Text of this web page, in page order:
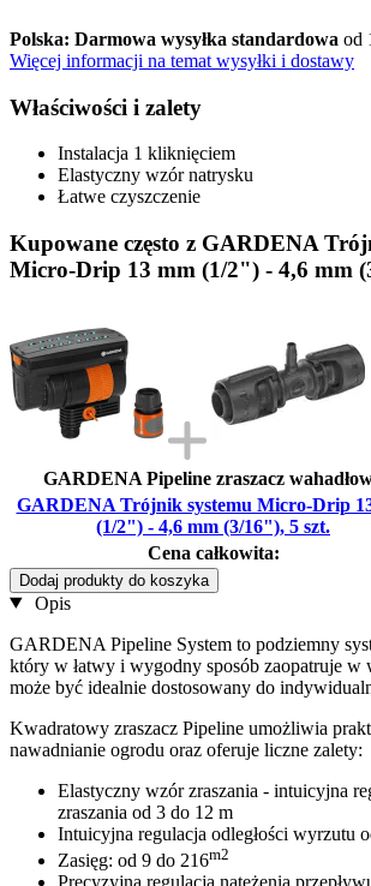
Polska: Darmowa wysyłka standardowa od
Więcej informacji na temat wysyłki i dostawy
Właściwości i zalety
Instalacja 1 kliknięciem
Elastyczny wzór natrysku
Łatwe czyszczenie
Kupowane często z GARDENA
Micro-Drip 13 mm (1/2") - 4,6 mm
GARDENA Pipeline zraszacz
GARDENA Trójnik systemu Micro-Drip
(1/2") - 4,6 mm (3/16"), 5 szt.
Cena całkowita:
Dodaj produkty do koszyka
Opis
GARDENA Pipeline System to podziemny
który w łatwy i wygodny sposób zaopatruje w
może być idealnie dostosowany do
Kwadratowy zraszacz Pipeline umożliwia
nawadnianie ogrodu oraz oferuje liczne zalety:
Elastyczny wzór zraszania - intuicyjna
zraszania od 3 do 12 m
Intuicyjna regulacja odległości wyrzutu
Zasięg: od 9 do 216m2
Precyzyjna regulacja natężenia